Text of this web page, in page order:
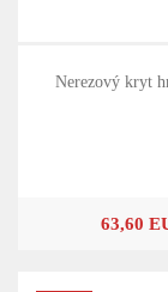
Nerezový kryt
63,60